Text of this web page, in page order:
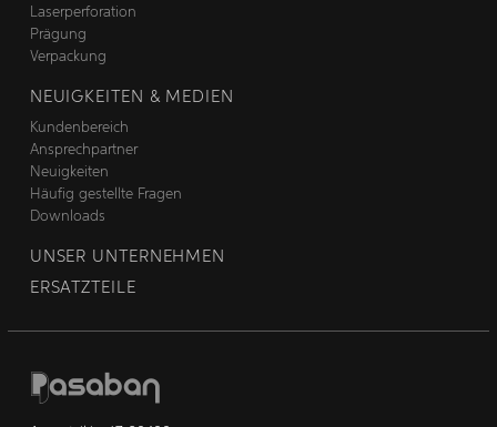
Laserperforation
Prägung
Verpackung
NEUIGKEITEN & MEDIEN
Kundenbereich
Ansprechpartner
Neuigkeiten
Häufig gestellte Fragen
Downloads
UNSER UNTERNEHMEN
ERSATZTEILE